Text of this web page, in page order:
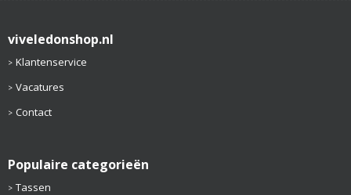
viveledonshop.nl
Klantenservice
Vacatures
Contact
Populaire categorieën
Tassen